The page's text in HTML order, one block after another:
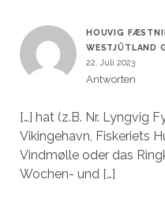
HOUVIG
WESTJÜTLAND
22. Juli 2023
Antworten
[…] hat (z.B. Nr. Lyngvig
Vikingehavn, Fiskeriets
Vindmølle oder das
Wochen- und […]